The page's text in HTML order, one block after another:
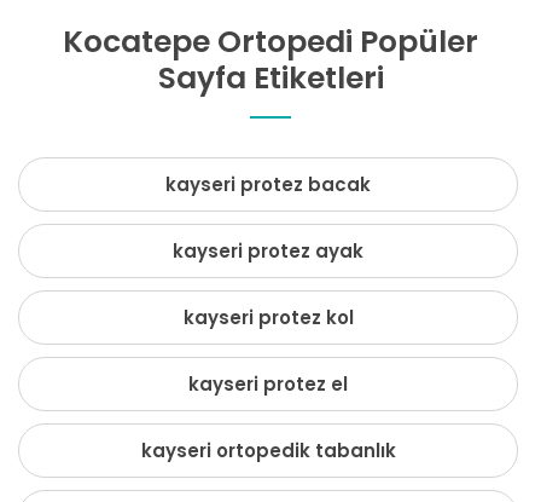
Kocatepe Ortopedi Popüler
Sayfa Etiketleri
kayseri protez bacak
kayseri protez ayak
kayseri protez kol
kayseri protez el
kayseri ortopedik tabanlık